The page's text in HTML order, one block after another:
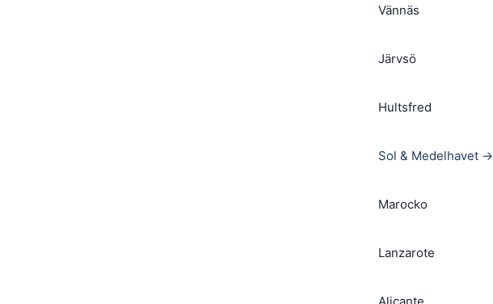
Vännäs
Järvsö
Hultsfred
Sol & Medelhavet →
Marocko
Lanzarote